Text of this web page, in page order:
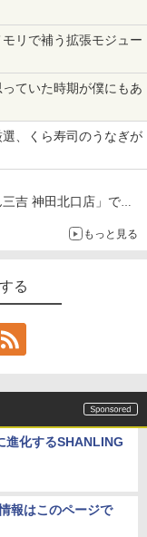
リで補う拡張モジュー
ていた時期が僕にもあ
、くら寿司のうなぎが
吉 神田北口店」で
れたからではないもっと見る
る
進化するSHANLING
報はこのページで